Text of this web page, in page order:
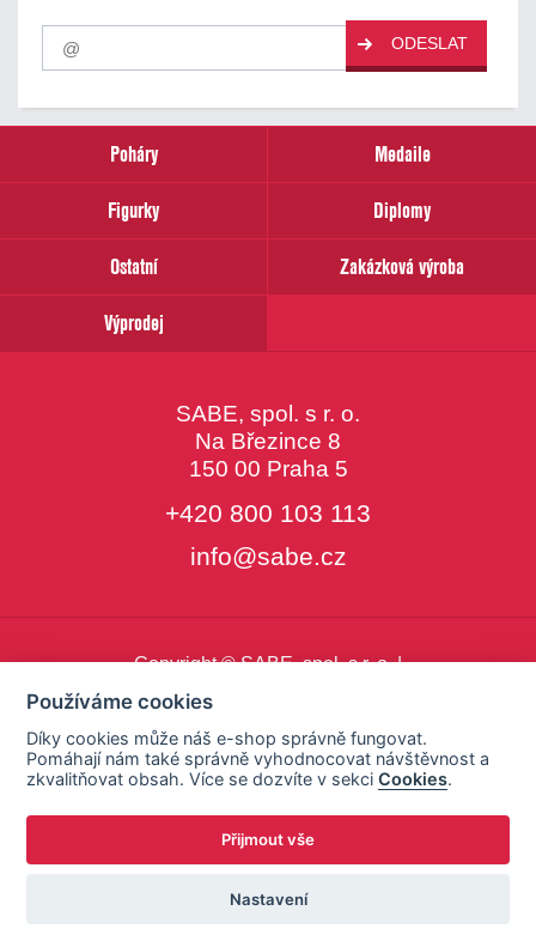
Pro
odběr
našich
email
ODESLAT
Poháry
Medaile
Figurky
Diplomy
Ostatní
Zakázková výroba
Výprodej
SABE, spol. s r. o.
Na Březince 8
150 00 Praha 5
+420 800 103 113
info@sabe.cz
Copyright © SABE, spol. s r. o. |
Používáme cookies
Díky cookies může náš e-shop správně fungovat.
Pomáhají nám také správně vyhodnocovat návštěvnost a
zkvalitňovat obsah. Více se dozvíte v sekciCookies.
Přijmout vše
Nastavení